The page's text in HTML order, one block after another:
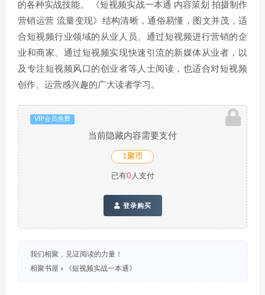
的各种实战技能。 《短视频实战一本通 内容策划 拍摄制作
营销运营 流量变现》结构清晰，通俗易懂，图文并茂，适
合短视频行业领域的从业人员、通过短视频进行营销的企
业和商家、通过短视频实现快速引流的新媒体从业者，以
及专注短视频风口的创业者等人士阅读，也适合对短视频
创作、运营感兴趣的广大读者学习。
VIP会员免费
当前隐藏内容需要支付
1聚币
已有0人支付
登录购买
我们相聚，见证阅读的力量！
相聚书屋 » 《短视频实战一本通》